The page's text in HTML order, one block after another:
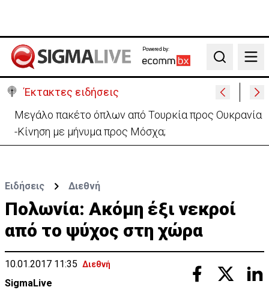
Powered by:
Search
Έκτακτες ειδήσεις
Μεγάλο πακέτο όπλων από Τουρκία προς Ουκρανία
-Κίνηση με μήνυμα προς Μόσχα;
Ειδήσεις Διεθνή
Πολωνία: Ακόμη έξι νεκροί
από το ψύχος στη χώρα
10.01.2017 11:35 Διεθνή
SigmaLive